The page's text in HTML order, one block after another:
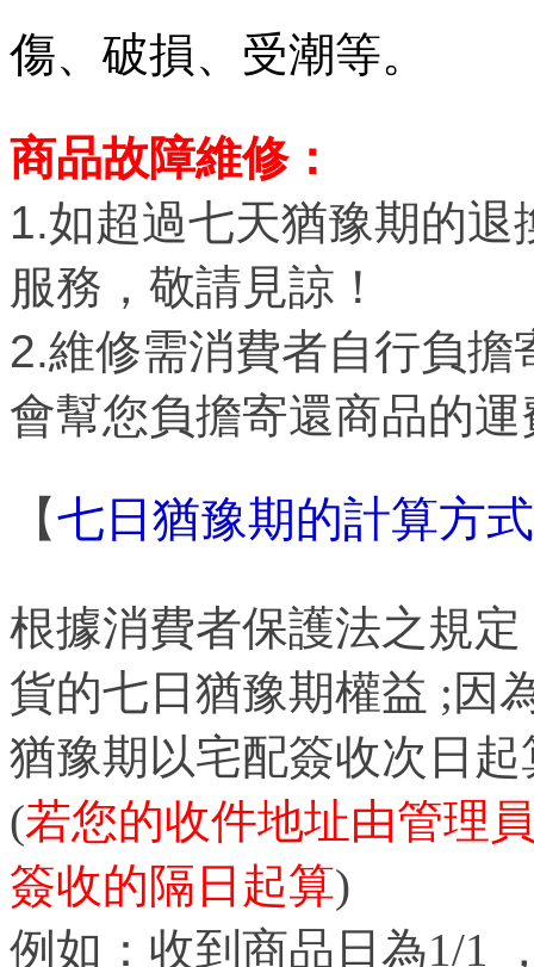
傷、破損、 受潮等。
商品故障維修：
1.如超過七天猶豫期的退
服務，敬請見諒！
2.維修需消費者自行負
會幫您負擔寄還商品的運
【七日猶豫期的計算方式
根據消費者保護法之規
貨的七日 猶豫期權益 ;因
猶豫期以宅配簽收次日
(若您的收件地址由管理
簽收的隔日起算)
例如：收到商品日為1/1